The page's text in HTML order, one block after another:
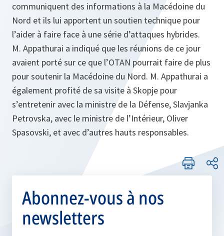
communiquent des informations à la Macédoine du
Nord et ils lui apportent un soutien technique pour
l’aider à faire face à une série d’attaques hybrides.
M. Appathurai a indiqué que les réunions de ce jour
avaient porté sur ce que l’OTAN pourrait faire de plus
pour soutenir la Macédoine du Nord. M. Appathurai a
également profité de sa visite à Skopje pour
s’entretenir avec la ministre de la Défense, Slavjanka
Petrovska, avec le ministre de l’Intérieur, Oliver
Spasovski, et avec d’autres hauts responsables.
Abonnez-vous à nos
newsletters